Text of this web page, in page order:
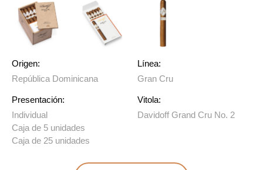
Origen:
República Dominicana
Presentación:
Individual
Caja de 5 unidades
Caja de 25 unidades
Línea:
Gran Cru
Vitola:
Davidoff Grand Cru No. 2